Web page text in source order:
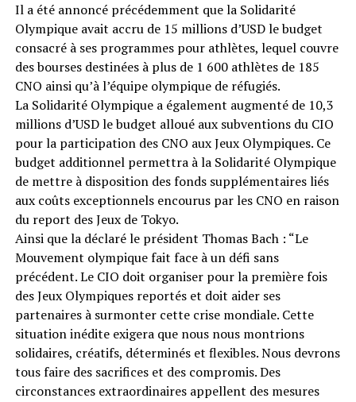
Il a été annoncé précédemment que la Solidarité
Olympique avait accru de 15 millions d’USD le budget
consacré à ses programmes pour athlètes, lequel couvre
des bourses destinées à plus de 1 600 athlètes de 185
CNO ainsi qu’à l’équipe olympique de réfugiés.
La Solidarité Olympique a également augmenté de 10,3
millions d’USD le budget alloué aux subventions du CIO
pour la participation des CNO aux Jeux Olympiques. Ce
budget additionnel permettra à la Solidarité Olympique
de mettre à disposition des fonds supplémentaires liés
aux coûts exceptionnels encourus par les CNO en raison
du report des Jeux de Tokyo.
Ainsi que la déclaré le président Thomas Bach : “Le
Mouvement olympique fait face à un défi sans
précédent. Le CIO doit organiser pour la première fois
des Jeux Olympiques reportés et doit aider ses
partenaires à surmonter cette crise mondiale. Cette
situation inédite exigera que nous nous montrions
solidaires, créatifs, déterminés et flexibles. Nous devrons
tous faire des sacrifices et des compromis. Des
circonstances extraordinaires appellent des mesures